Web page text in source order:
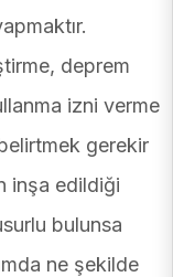
deprem
izni verme
gerekir
inşa edildiği
bulunsa
ne şekilde